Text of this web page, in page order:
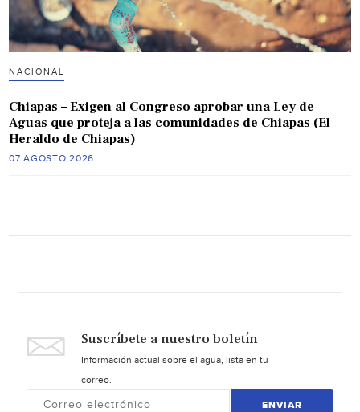
NACIONAL
Chiapas – Exigen al Congreso aprobar una Ley de
Aguas que proteja a las comunidades de Chiapas (El
Heraldo de Chiapas)
07 AGOSTO 2026
Suscríbete a nuestro boletín
Información actual sobre el agua, lista en tu
correo.
ENVIAR